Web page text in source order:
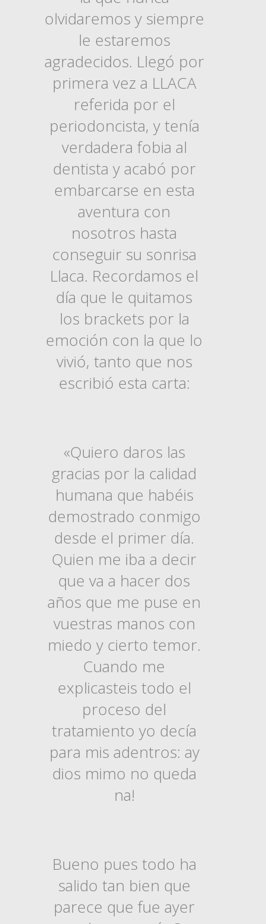
olvidaremos y siempre
le estaremos
agradecidos. Llegó por
primera vez a LLACA
referida por el
periodoncista, y tenía
verdadera fobia al
dentista y acabó por
embarcarse en esta
aventura con
nosotros hasta
conseguir su sonrisa
Llaca. Recordamos el
día que le quitamos
los brackets por la
emoción con la que lo
vivió, tanto que nos
escribió esta carta:
«Quiero daros las
gracias por la calidad
humana que habéis
demostrado conmigo
desde el primer día.
Quien me iba a decir
que va a hacer dos
años que me puse en
vuestras manos con
miedo y cierto temor.
Cuando me
explicasteis todo el
proceso del
tratamiento yo decía
para mis adentros: ay
dios mimo no queda
na!
Bueno pues todo ha
salido tan bien que
parece que fue ayer